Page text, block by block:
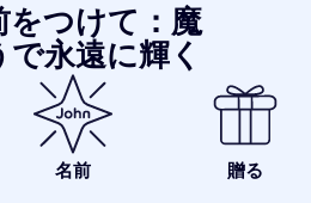
をつけて：魔
永遠に輝く
名前 贈る